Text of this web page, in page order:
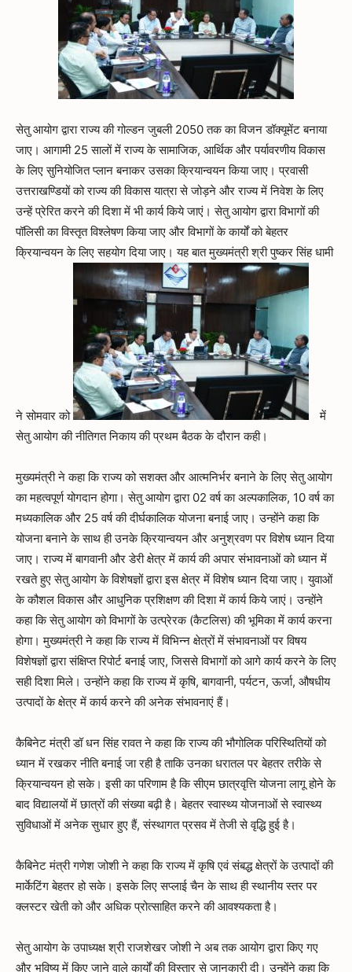
सेतु आयोग द्वारा राज्य की गोल्डन जुबली 2050 तक का विजन डॉक्यूमेंट बनाया
जाए। आगामी 25 सालों में राज्य के सामाजिक, आर्थिक और पर्यावरणीय विकास
के लिए सुनियोजित प्लान बनाकर उसका क्रियान्वयन किया जाए। प्रवासी
उत्तराखण्डियों को राज्य की विकास यात्रा से जोड़ने और राज्य में निवेश के लिए
उन्हें प्रेरित करने की दिशा में भी कार्य किये जाएं। सेतु आयोग द्वारा विभागों की
पॉलिसी का विस्तृत विश्लेषण किया जाए और विभागों के कार्यों को बेहतर
क्रियान्वयन के लिए सहयोग दिया जाए। यह बात मुख्यमंत्री श्री पुष्कर सिंह धामी
ने सोमवार को
में
सेतु आयोग की नीतिगत निकाय की प्रथम बैठक के दौरान कही।
मुख्यमंत्री ने कहा कि राज्य को सशक्त और आत्मनिर्भर बनाने के लिए सेतु आयोग
का महत्वपूर्ण योगदान होगा। सेतु आयोग द्वारा 02 वर्ष का अल्पकालिक, 10 वर्ष का
मध्यकालिक और 25 वर्ष की दीर्घकालिक योजना बनाई जाए। उन्होंने कहा कि
योजना बनाने के साथ ही उनके क्रियान्वयन और अनुश्रवण पर विशेष ध्यान दिया
जाए। राज्य में बागवानी और डेरी क्षेत्र में कार्य की अपार संभावनाओं को ध्यान में
रखते हुए सेतु आयोग के विशेषज्ञों द्वारा इस क्षेत्र में विशेष ध्यान दिया जाए। युवाओं
के कौशल विकास और आधुनिक प्रशिक्षण की दिशा में कार्य किये जाएं। उन्होंने
कहा कि सेतु आयोग को विभागों के उत्प्रेरक (कैटलिस) की भूमिका में कार्य करना
होगा। मुख्यमंत्री ने कहा कि राज्य में विभिन्न क्षेत्रों में संभावनाओं पर विषय
विशेषज्ञों द्वारा संक्षिप्त रिपोर्ट बनाई जाए, जिससे विभागों को आगे कार्य करने के लिए
सही दिशा मिले। उन्होंने कहा कि राज्य में कृषि, बागवानी, पर्यटन, ऊर्जा, औषधीय
उत्पादों के क्षेत्र में कार्य करने की अनेक संभावनाएं हैं।
कैबिनेट मंत्री डॉ धन सिंह रावत ने कहा कि राज्य की भौगोलिक परिस्थितियों को
ध्यान में रखकर नीति बनाई जा रही है ताकि उनका धरातल पर बेहतर तरीके से
क्रियान्वयन हो सके। इसी का परिणाम है कि सीएम छात्रवृत्ति योजना लागू होने के
बाद विद्यालयों में छात्रों की संख्या बढ़ी है। बेहतर स्वास्थ्य योजनाओं से स्वास्थ्य
सुविधाओं में अनेक सुधार हुए हैं, संस्थागत प्रसव में तेजी से वृद्धि हुई है।
कैबिनेट मंत्री गणेश जोशी ने कहा कि राज्य में कृषि एवं संबद्ध क्षेत्रों के उत्पादों की
मार्केटिंग बेहतर हो सके। इसके लिए सप्लाई चैन के साथ ही स्थानीय स्तर पर
क्लस्टर खेती को और अधिक प्रोत्साहित करने की आवश्यकता है।
सेतु आयोग के उपाध्यक्ष श्री राजशेखर जोशी ने अब तक आयोग द्वारा किए गए
और भविष्य में किए जाने वाले कार्यों की विस्तार से जानकारी दी। उन्होंने कहा कि